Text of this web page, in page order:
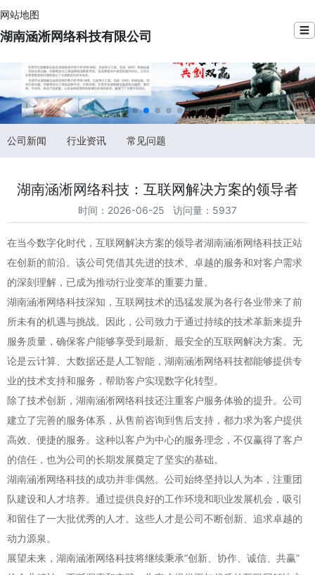
网站地图
湖南涵淅网络科技有限公司 ☰
公司新闻 行业资讯 常见问题
湖南涵淅网络科技：互联网解决方案的领导者
时间：2026-06-25 访问量：5937
在当今数字化时代，互联网解决方案的领导者湖南涵淅网络科技正站
在创新的前沿。该公司凭借其先进的技术、卓越的服务和对客户需求
的深刻理解，已成为推动行业变革的重要力量。
湖南涵淅网络科技深知，互联网技术的迅猛发展为各行各业带来了前
所未有的机遇与挑战。因此，公司致力于通过持续的技术革新来提升
服务质量，确保客户能够享受到最新、最安全的互联网解决方案。无
论是云计算、大数据还是人工智能，湖南涵淅网络科技都能够提供专
业的技术支持和服务，帮助客户实现数字化转型。
除了技术创新，湖南涵淅网络科技还注重客户服务体验的提升。公司
建立了完善的服务体系，从售前咨询到售后支持，都力求为客户提供
高效、便捷的服务。这种以客户为中心的服务理念，不仅赢得了客户
的信任，也为公司的长期发展奠定了坚实的基础。
湖南涵淅网络科技的成功并非偶然。公司始终坚持以人为本，注重团
队建设和人才培养。通过提供良好的工作环境和职业发展机会，吸引
和留住了一大批优秀的人才。这些人才是公司不断创新、追求卓越的
动力源泉。
展望未来，湖南涵淅网络科技将继续秉承“创新、协作、诚信、共赢”